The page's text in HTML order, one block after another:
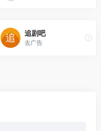
追剧吧
去广告